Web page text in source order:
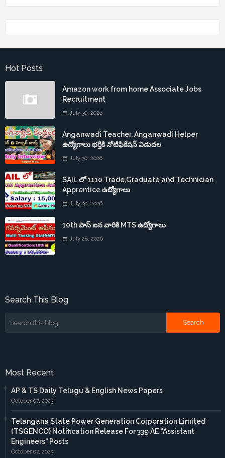
Hot Posts
Amazon work from home Associate Jobs
Recruitment
July 30, 2026
Anganwadi Teacher, Anganwadi Helper
ఉద్యోగాలు భర్తీకి నోటిఫికేషన్ విడుదల
July 30, 2026
SAIL లో 1110 Trade,Graduate and Technician
Apprentice ఉద్యోగాలు
July 30, 2026
10th పాస్ ఐన వారికి MTS ఉద్యోగాలు
July 28, 2026
Search This Blog
Most Recent
AP & TS Daily Telugu & English News Papers
October 07, 2023
Telangana State Power Generation Corporation Limited
(TSGENCO) Notification Release For 339 AE “Assistant
Engineers" Posts
October 07, 2023